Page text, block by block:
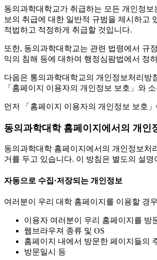
동의과학대학교가 취급하는 모든 개인정
보의 취급에 대한 일반적 규범을 제시하고
적법하고 적정하게 취급할 것입니다.
또한, 동의과학대학교는 관련 법령에서 규
익의 침해 등에 대하여 행정심팜법에서 정
다음은 통의과학대학교의 개인정보처리방
「홈페이지 이용자의 개인정보 보호」와
먼저 「홈페이지 이용자의 개인정보 보호
동의과학대학 홈페이지에서의 개인
동의과학대학 홈페이지에서의 개인정보처
거를 두고 있습니다. 이 방침은 별도의 설
자동으로 수집·저장되는 개인정보
여러분이 우리 대학 홈페이지를 이용할 경
이용자 여러분이 우리 홈페이지를 방
웹브라우져 종류 및 OS
홈페이지 내에서 방문한 페이지들의
방문일시 등